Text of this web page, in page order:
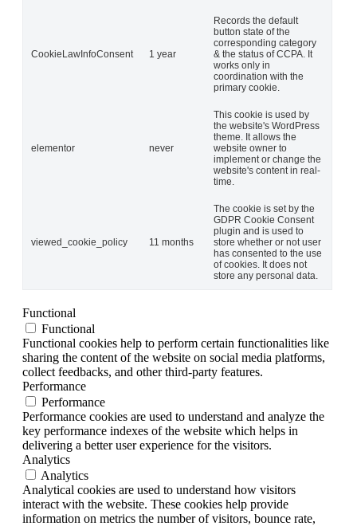
CookieLawInfoConsent 1 year
Records the default
button state of the
corresponding category
& the status of CCPA. It
works only in
coordination with the
primary cookie.
elementor never
This cookie is used by
the website's WordPress
theme. It allows the
website owner to
implement or change the
website's content in real-
time.
viewed_cookie_policy 11 months
The cookie is set by the
GDPR Cookie Consent
plugin and is used to
store whether or not user
has consented to the use
of cookies. It does not
store any personal data.
Functional
Functional
Functional cookies help to perform certain functionalities like
sharing the content of the website on social media platforms,
collect feedbacks, and other third-party features.
Performance
Performance
Performance cookies are used to understand and analyze the
key performance indexes of the website which helps in
delivering a better user experience for the visitors.
Analytics
Analytics
Analytical cookies are used to understand how visitors
interact with the website. These cookies help provide
information on metrics the number of visitors, bounce rate,